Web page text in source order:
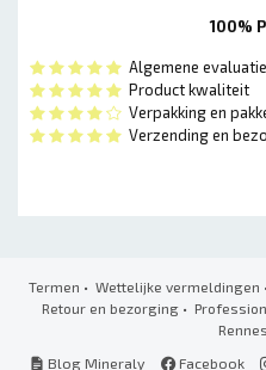
100%
Algemene evaluatie
Product kwaliteit
Verpakking en
Verzending en
Termen • Wettelijke vermeldingen •
Retour en bezorging•
Blog Mineraly
Facebook